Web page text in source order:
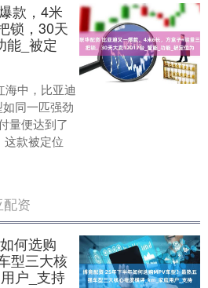
款，4米
锁，30天
能_被定
海中，比亚迪
同一匹强劲
量便达到了
这款被定位
资
何选购
型三大核
户_支持